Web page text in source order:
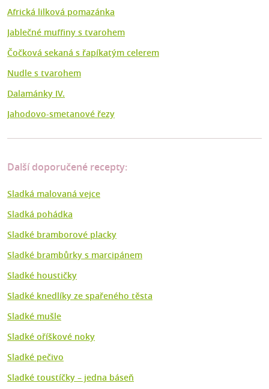
Africká lilková pomazánka
Jablečné muffiny s tvarohem
Čočková sekaná s řapíkatým celerem
Nudle s tvarohem
Dalamánky IV.
Jahodovo-smetanové řezy
Další doporučené recepty:
Sladká malovaná vejce
Sladká pohádka
Sladké bramborové placky
Sladké brambůrky s marcipánem
Sladké houstičky
Sladké knedlíky ze spařeného těsta
Sladké mušle
Sladké oříškové noky
Sladké pečivo
Sladké toustíčky – jedna báseň